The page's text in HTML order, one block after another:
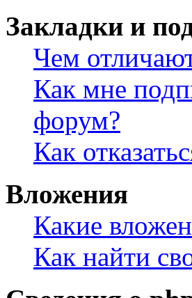
Закладки и
Чем
Как мне
форум?
Как
Вложения
Какие
Как найти